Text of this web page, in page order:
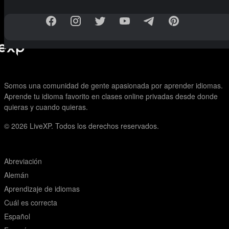
Somos una comunidad de gente apasionada por aprender idiomas.
Aprende tu idioma favorito en clases online privadas desde donde
quieras y cuando quieras.
© 2026 LiveXP. Todos los derechos reservados.
Abreviación
Alemán
Aprendizaje de idiomas
Cuál es correcta
Español